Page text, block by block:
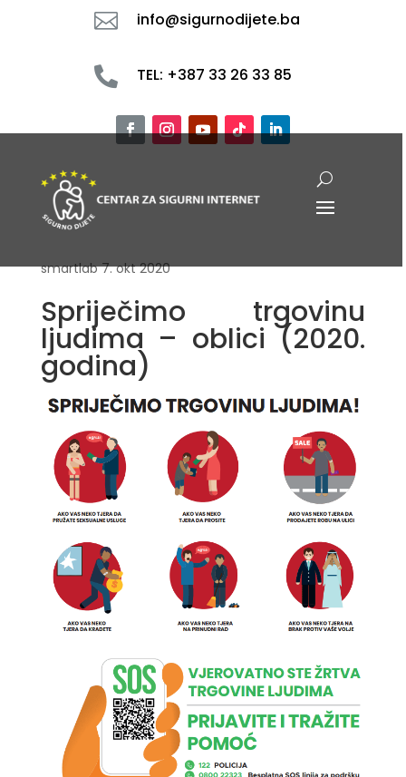
 info@sigurnodijete.ba
 TEL: +387 33 26 33 85
smartlab 7. okt 2020
Spriječimo trgovinu
ljudima – oblici (2020.
godina)